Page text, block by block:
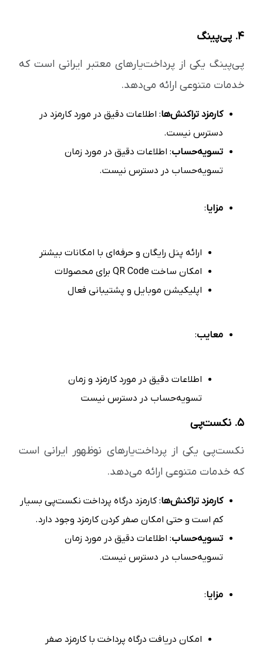
۴. پی‌پینگ
پی‌پینگ یکی از پرداخت‌یارهای معتبر ایرانی است که
خدمات متنوعی ارائه می‌دهد.
کارمزد تراکنش‌ها: اطلاعات دقیق در مورد کارمزد در
دسترس نیست.
تسویه‌حساب: اطلاعات دقیق در مورد زمان
تسویه‌حساب در دسترس نیست.
مزایا:
ارائه پنل رایگان و حرفه‌ای با امکانات بیشتر
امکان ساخت QR Code برای محصولات
اپلیکیشن موبایل و پشتیبانی فعال
معایب:
اطلاعات دقیق در مورد کارمزد و زمان
تسویه‌حساب در دسترس نیست
۵. نکست‌پی
نکست‌پی یکی از پرداخت‌یارهای نوظهور ایرانی است
که خدمات متنوعی ارائه می‌دهد.
کارمزد تراکنش‌ها: کارمزد درگاه پرداخت نکست‌پی بسیار
کم است و حتی امکان صفر کردن کارمزد وجود دارد.
تسویه‌حساب: اطلاعات دقیق در مورد زمان
تسویه‌حساب در دسترس نیست.
مزایا:
امکان دریافت درگاه پرداخت با کارمزد صفر